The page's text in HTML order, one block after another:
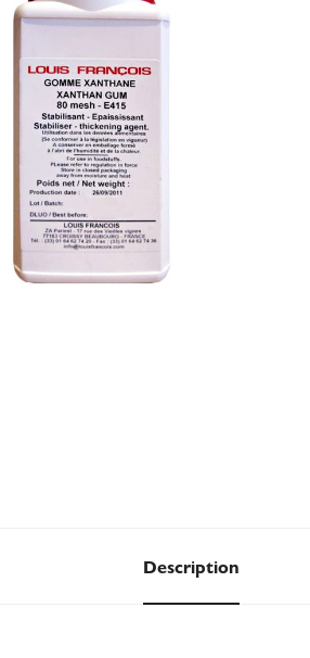
Description